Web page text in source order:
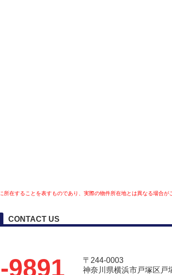
在することを表すものであり、実際の物件所在地とは異なる場合が
CONTACT US
9891
〒244-0003
神奈川県横浜市戸塚区戸